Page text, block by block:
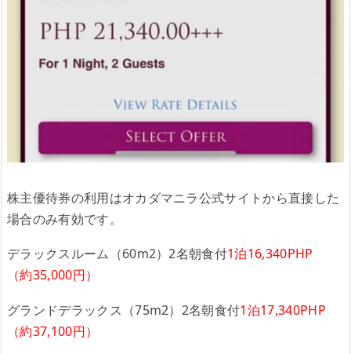
株主優待券の利用はオカダマニラ公式サイトから直接した
場合のみ有効です。
デラックスルーム（60m2）2名朝食付1泊16,340PHP
（約35,000円）
グランドデラックス（75m2）2名朝食付1泊17,340PHP
（約37,100円）